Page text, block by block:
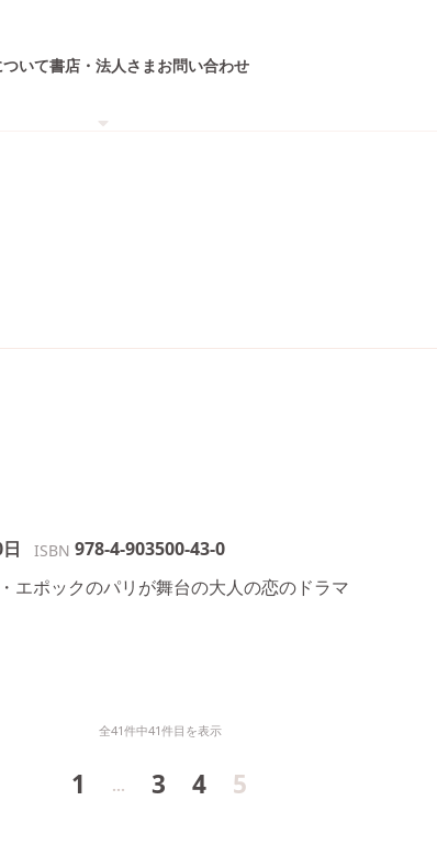
いて書店・法人さまお問い合わせ
ISBN 978-4-903500-43-0
エポックのパリが舞台の大人の恋のドラマ
全41件中41件目を表示
1 … 3 4 5